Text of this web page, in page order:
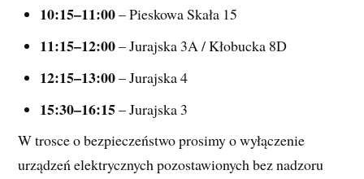
10:15–11:00 – Pieskowa Skała 15
11:15–12:00 – Jurajska 3A / Kłobucka 8D
12:15–13:00 – Jurajska 4
15:30–16:15 – Jurajska 3
W trosce o bezpieczeństwo prosimy o wyłączenie
urządzeń elektrycznych pozostawionych bez nadzoru